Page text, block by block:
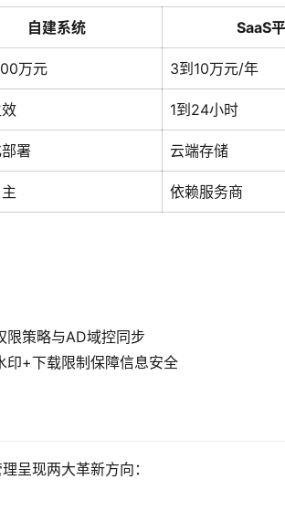
自建系统 SaaS
万元 3到10万元/年
1到24小时
署 云端存储
依赖服务商
限策略与AD域控同步
印+下载限制保障信息安全
呈现两大革新方向：